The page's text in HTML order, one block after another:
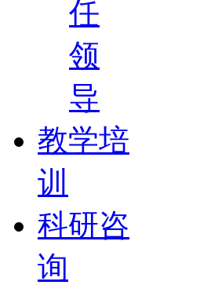
任
领
导
教学培
训
科研咨
询